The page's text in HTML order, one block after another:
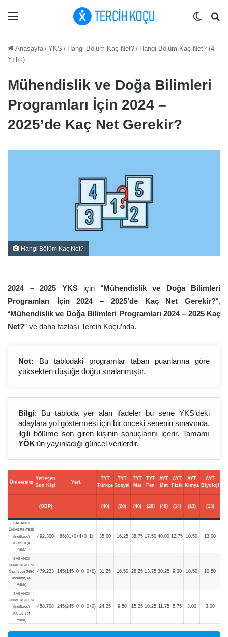
Menü Dış
Anasayfa / YKS / Hangi Bölüm Kaç Net? / Hangi Bölüm Kaç Net? (4
Yıllık)
Mühendislik ve Doğa Bilimleri
Programları İçin 2024 –
2025’de Kaç Net Gerekir?
Hangi Bölüm Kaç Net?
2024 – 2025 YKSiçin “Mühendislik ve Doğa Bilimleri
Programları İçin 2024 – 2025’de Kaç Net Gerekir?“,
“Mühendislik ve Doğa Bilimleri Programları 2024 – 2025 Kaç
Net?” ve daha fazlası Tercih Koçu’nda.
Not: Bu tablodaki programlar taban puanlarına göre
yüksekten düşüğe doğru sıralanmıştır.
Bilgi: Bu tabloda yer alan ifadeler bu sene YKS’deki
adaylara yol göstermesi için bir önceki senenin sınavında,
ilgili bölüme son giren kişinin sonuçlarını içerir. Tamamı
YÖK‘ün yayınladığı güncel verilerdir.
Üniversite
Yerleşen
Son Kişi
Yerl.
TYT
Türkçe
TYT
Sosyal
TYT
Mat
TYT
Fen
AYT
Mat
AYT
Fizik
AYT
Kimya
AYT
Biyoloji
(OBP) (40) (20) (40) (20) (40) (14) (13) (13)
SABANCI
ÜNİVERSİTESİ
(İngilizce)
(Burslu) (4
Yıllık)
492,300 86(81+0+4+0+1) 35,00 16,25 38,75 17,50 40,00 12,75 10,50 13,00
SABANCI
ÜNİVERSİTESİ
(İngilizce) (%50
İndirimli) (4
Yıllık)
479,223 145(145+0+0+0+0) 31,25 16,50 28,25 13,75 30,25 9,00 10,50 10,50
SABANCI
ÜNİVERSİTESİ
(İngilizce)
(Ücretli) (4
Yıllık)
458,708 245(245+0+0+0+0) 24,25 9,50 15,25 10,25 11,75 5,75 3,00 3,00